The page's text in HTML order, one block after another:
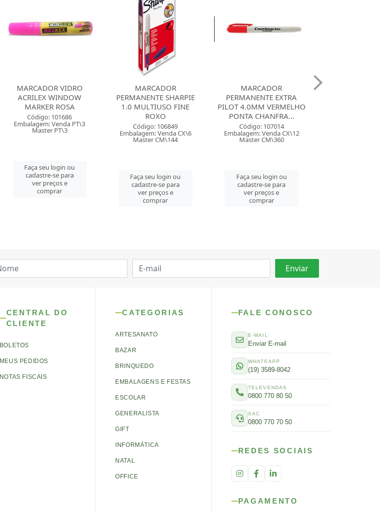
MARCADOR VIDRO
ACRILEX WINDOW
MARKER ROSA
Código: 101686
Embalagem: Venda PT\3
Master PT\3
Faça seu login ou
cadastre-se para
ver preços e
comprar
MARCADOR
PERMANENTE SHARPIE
1.0 MULTIUSO FINE
ROXO
Código: 106849
Embalagem: Venda CX\6
Master CM\144
Faça seu login ou
cadastre-se para
ver preços e
comprar
MARCADOR
PERMANENTE EXTRA
PILOT 4.0MM VERMELHO
PONTA CHANFRA...
Código: 107014
Embalagem: Venda CX\12
Master CM\360
Faça seu login ou
cadastre-se para
ver preços e
comprar
CENTRAL DO
CLIENTE
BOLETOS
MEUS PEDIDOS
NOTAS FISCAIS
CATEGORIAS
ARTESANATO
BAZAR
BRINQUEDO
EMBALAGENS E FESTAS
ESCOLAR
GENERALISTA
GIFT
INFORMÁTICA
NATAL
OFFICE
FALE CONOSCO
E-MAIL
Enviar E-mail
WHATSAPP
(19) 3589-8042
TELEVENDAS
0800 770 80 50
SAC
0800 770 70 50
REDES SOCIAIS
PAGAMENTO